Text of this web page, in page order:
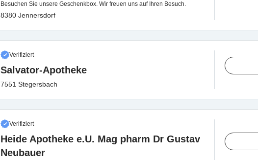
Besuchen Sie unsere Geschenkbox. Wir freuen uns auf Ihren Besuch.
8380 Jennersdorf
Verifiziert
Salvator-Apotheke
7551 Stegersbach
Verifiziert
Heide Apotheke e.U. Mag pharm Dr Gustav
Neubauer